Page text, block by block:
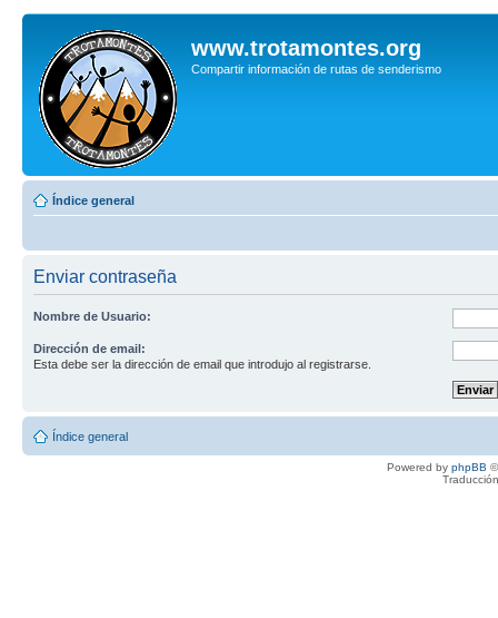
www.trotamontes.org
Compartir información de rutas de senderismo
Índice general
Enviar contraseña
Nombre de Usuario:
Dirección de email:
Esta debe ser la dirección de email que introdujo al registrarse.
Índice general
Powered by phpBB